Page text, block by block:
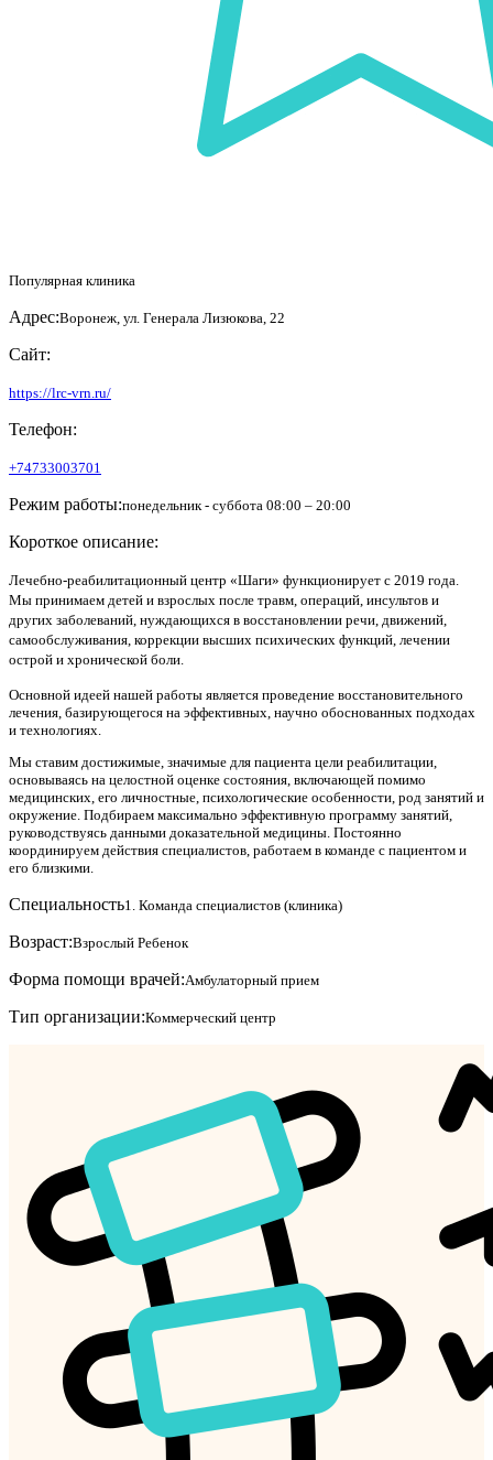
Популярная клиника
Адрес:Воронеж, ул. Генерала Лизюкова, 22
Сайт:
https://lrc-vrn.ru/
Телефон:
+74733003701
Режим работы:понедельник - суббота 08:00 – 20:00
Короткое описание:
Лечебно-реабилитационный центр «Шаги» функционирует с 2019 года.
Мы принимаем детей и взрослых после травм, операций, инсультов и
других заболеваний, нуждающихся в восстановлении речи, движений,
самообслуживания, коррекции высших психических функций, лечении
острой и хронической боли.
Основной идеей нашей работы является проведение восстановительного
лечения, базирующегося на эффективных, научно обоснованных подходах
и технологиях.
Мы ставим достижимые, значимые для пациента цели реабилитации,
основываясь на целостной оценке состояния, включающей помимо
медицинских, его личностные, психологические особенности, род занятий и
окружение. Подбираем максимально эффективную программу занятий,
руководствуясь данными доказательной медицины. Постоянно
координируем действия специалистов, работаем в команде с пациентом и
его близкими.
Специальность1. Команда специалистов (клиника)
Возраст:Взрослый Ребенок
Форма помощи врачей:Амбулаторный прием
Тип организации:Коммерческий центр